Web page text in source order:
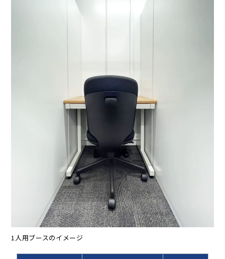
1人用ブースのイメージ